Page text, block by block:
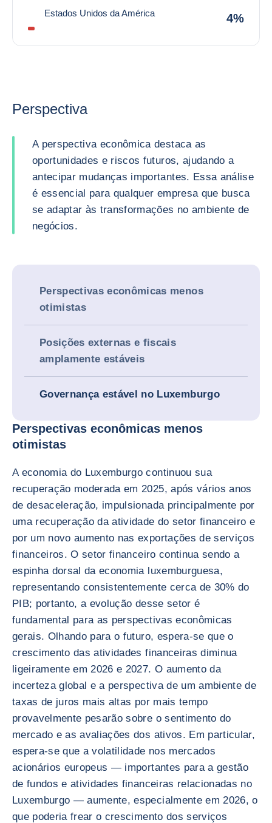
Estados Unidos da América 4%
Perspectiva
A perspectiva econômica destaca as
oportunidades e riscos futuros, ajudando a
antecipar mudanças importantes. Essa análise
é essencial para qualquer empresa que busca
se adaptar às transformações no ambiente de
negócios.
Perspectivas econômicas menos
otimistas
Posições externas e fiscais
amplamente estáveis
Governança estável no Luxemburgo
Perspectivas econômicas menos
otimistas
A economia do Luxemburgo continuou sua
recuperação moderada em 2025, após vários anos
de desaceleração, impulsionada principalmente por
uma recuperação da atividade do setor financeiro e
por um novo aumento nas exportações de serviços
financeiros. O setor financeiro continua sendo a
espinha dorsal da economia luxemburguesa,
representando consistentemente cerca de 30% do
PIB; portanto, a evolução desse setor é
fundamental para as perspectivas econômicas
gerais. Olhando para o futuro, espera-se que o
crescimento das atividades financeiras diminua
ligeiramente em 2026 e 2027. O aumento da
incerteza global e a perspectiva de um ambiente de
taxas de juros mais altas por mais tempo
provavelmente pesarão sobre o sentimento do
mercado e as avaliações dos ativos. Em particular,
espera-se que a volatilidade nos mercados
acionários europeus — importantes para a gestão
de fundos e atividades financeiras relacionadas no
Luxemburgo — aumente, especialmente em 2026, o
que poderia frear o crescimento dos serviços